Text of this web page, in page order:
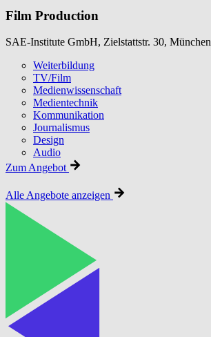
Film Production
SAE-Institute GmbH, Zielstattstr. 30, München
Weiterbildung
TV/Film
Medienwissenschaft
Medientechnik
Kommunikation
Journalismus
Design
Audio
Zum Angebot
Alle Angebote anzeigen